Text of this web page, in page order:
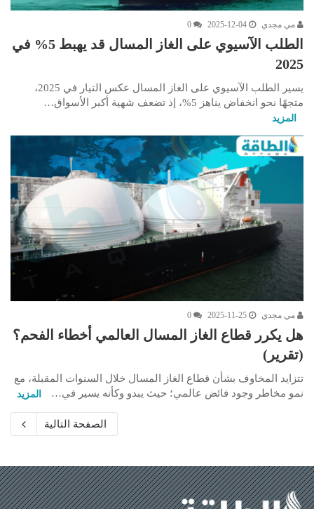
مي مجدي 2025-12-04
0
الطلب الآسيوي على الغاز المسال قد يهبط 5% في
2025
يسير الطلب الآسيوي على الغاز المسال عكس التيار في 2025،
متجهًا نحو انخفاض يناهز 5%، إذ تضعف شهية أكبر الأسواق…
المزيد
مي مجدي 2025-11-25
0
هل يكرر قطاع الغاز المسال العالمي أخطاء الفحم؟
(تقرير)
تتزايد المخاوف بشأن قطاع الغاز المسال خلال السنوات المقبلة، مع
نمو مخاطر وجود فائض عالمي؛ حيث يبدو وكأنه يسير في…
المزيد
الصفحة التالية